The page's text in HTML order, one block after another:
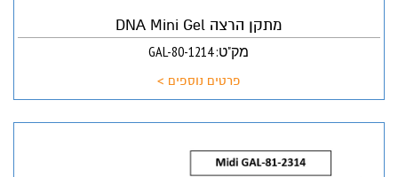
מתקן הרצה DNA Mini Gel
מק"ט: GAL-80-1214
פרטים נוספים >